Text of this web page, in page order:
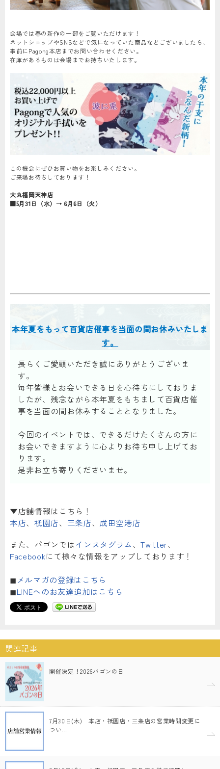
会場では春の新作の一部をご覧いただけます！
ネットショップやSNSなどで気になっていた商品などございましたら、
事前にPagong本店までお問い合わせください。
在庫があるものは会場までお持ちいたします。
この機会にぜひお買い物をお楽しみください。
ご来場お待ちしております！
大丸福岡天神店
■5月31日（水）→ 6月6日（火）
本年夏をもって百貨店催事を当面の間お休みいたしま
す。
長らくご愛顧いただき誠にありがとうございま
す。
毎年皆様とお会いできる日を心待ちにしておりま
したが、残念ながら本年夏をもちまして百貨店催
事を当面の間お休みすることとなりました。
今回のイベントでは、できるだけたくさんの方に
お会いできますように心よりお待ち申し上げてお
ります。
是非お立ち寄りくださいませ。
▼店舗情報はこちら！
本店、 祇園店、 三条店、成田空港店
また、パゴンではインスタグラム、Twitter、
Facebookにて様々な情報をアップしております！
◼︎メルマガの登録はこちら
◼︎LINEへのお友達追加はこちら
関連記事
開催決定！2026パゴンの日
7月30日(木) 本店・祇園店・三条店の営業時間変更に
つい…